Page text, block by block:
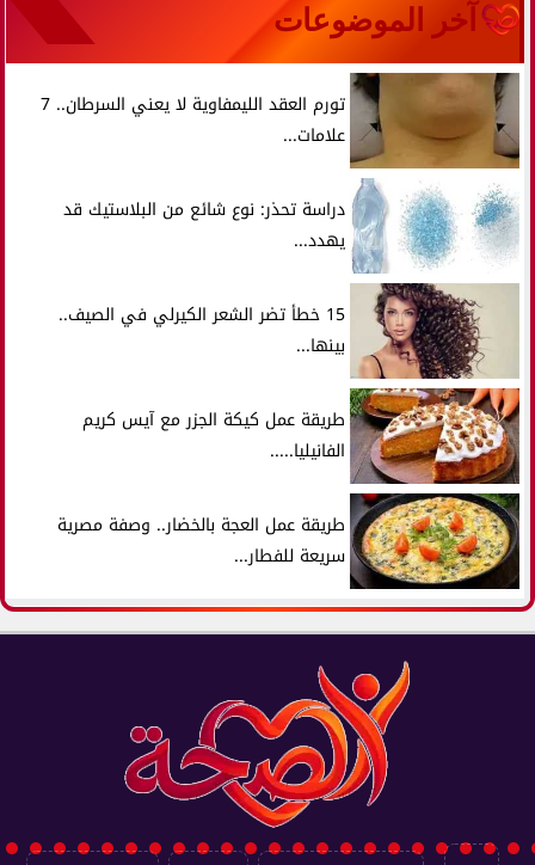
آخر الموضوعات
تورم العقد الليمفاوية لا يعني السرطان.. 7
علامات...
دراسة تحذر: نوع شائع من البلاستيك قد
يهدد...
15 خطأ تضر الشعر الكيرلي في الصيف..
بينها...
طريقة عمل كيكة الجزر مع آيس كريم
الفانيليا.....
طريقة عمل العجة بالخضار.. وصفة مصرية
سريعة للفطار...